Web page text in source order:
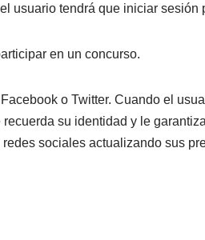
usuario tendrá que iniciar sesión
en un concurso.
o Twitter. Cuando el
su identidad y le
sociales actualizando sus